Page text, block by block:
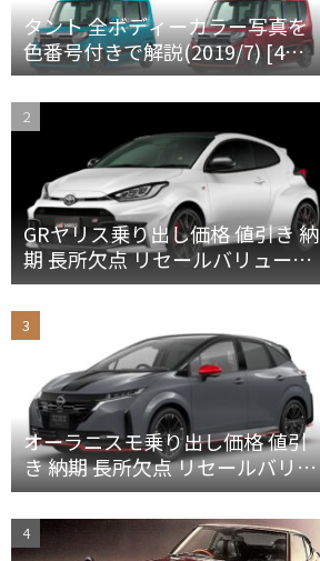
タント 全ボディーカラー写真を
色番号付きで解説(2019/7) [4代
目 LA650S/660S]
GRヤリス乗り出し価格 値引き 納
期 長所欠点 リセールバリューを
解説
オーラニスモ乗り出し価格 値引
き 納期 長所欠点 リセールバリュ
ーを解説